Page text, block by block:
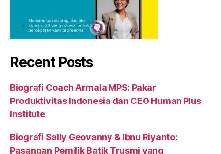
Recent Posts
Biografi Coach Armala MPS: Pakar
Produktivitas Indonesia dan CEO Human Plus
Institute
Biografi Sally Geovanny & Ibnu Riyanto:
Pasangan Pemilik Batik Trusmi yang